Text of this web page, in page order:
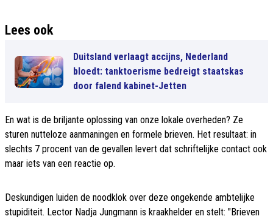
Lees ook
Duitsland verlaagt accijns, Nederland
bloedt: tanktoerisme bedreigt staatskas
door falend kabinet-Jetten
En wat is de briljante oplossing van onze lokale overheden? Ze
sturen nutteloze aanmaningen en formele brieven. Het resultaat: in
slechts 7 procent van de gevallen levert dat schriftelijke contact ook
maar iets van een reactie op.
Deskundigen luiden de noodklok over deze ongekende ambtelijke
stupiditeit. Lector Nadja Jungmann is kraakhelder en stelt: "Brieven